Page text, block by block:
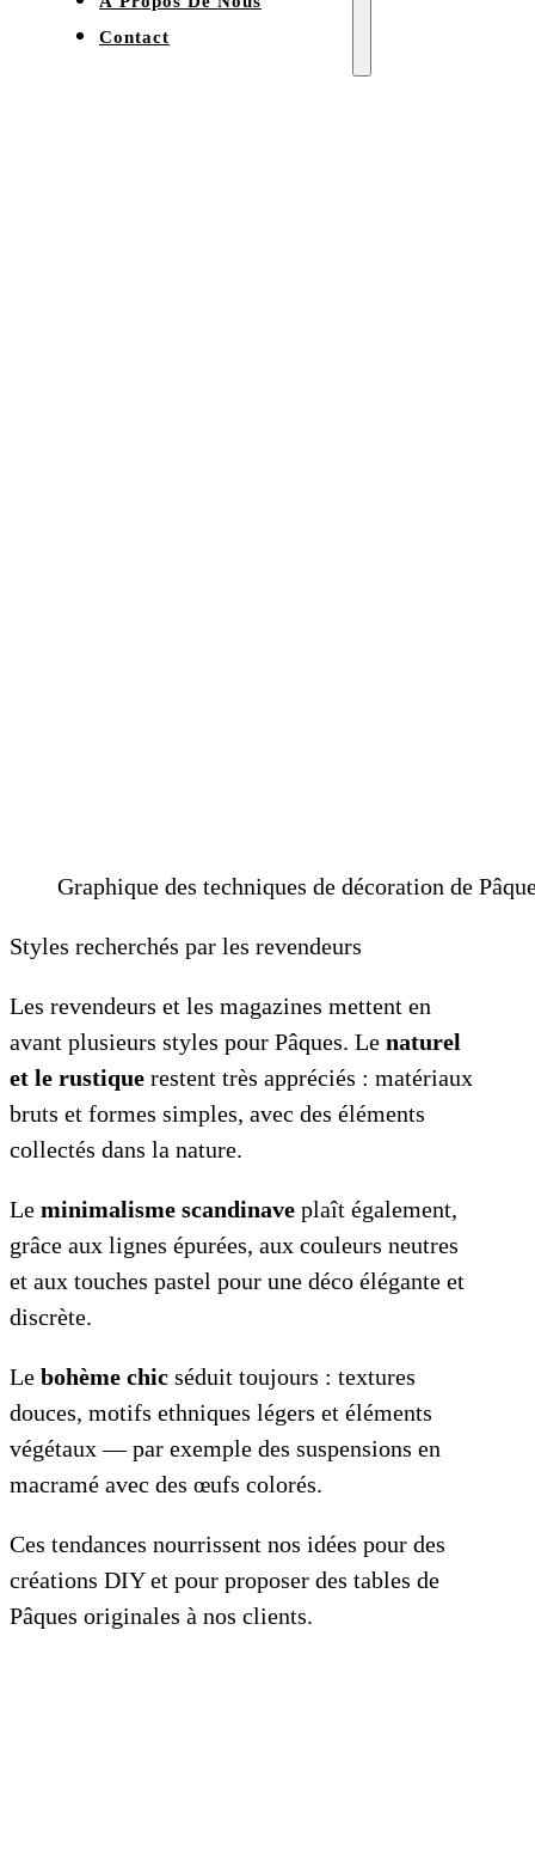
Contact
Graphique des techniques de décoration de
Styles recherchés par les revendeurs
Les revendeurs et les magazines mettent en
avant plusieurs styles pour Pâques. Le naturel
et le rustique restent très appréciés : matériaux
bruts et formes simples, avec des éléments
collectés dans la nature.
Le minimalisme scandinave plaît également,
grâce aux lignes épurées, aux couleurs neutres
et aux touches pastel pour une déco élégante et
discrète.
Le bohème chic séduit toujours : textures
douces, motifs ethniques légers et éléments
végétaux — par exemple des suspensions en
macramé avec des œufs colorés.
Ces tendances nourrissent nos idées pour des
créations DIY et pour proposer des tables de
Pâques originales à nos clients.